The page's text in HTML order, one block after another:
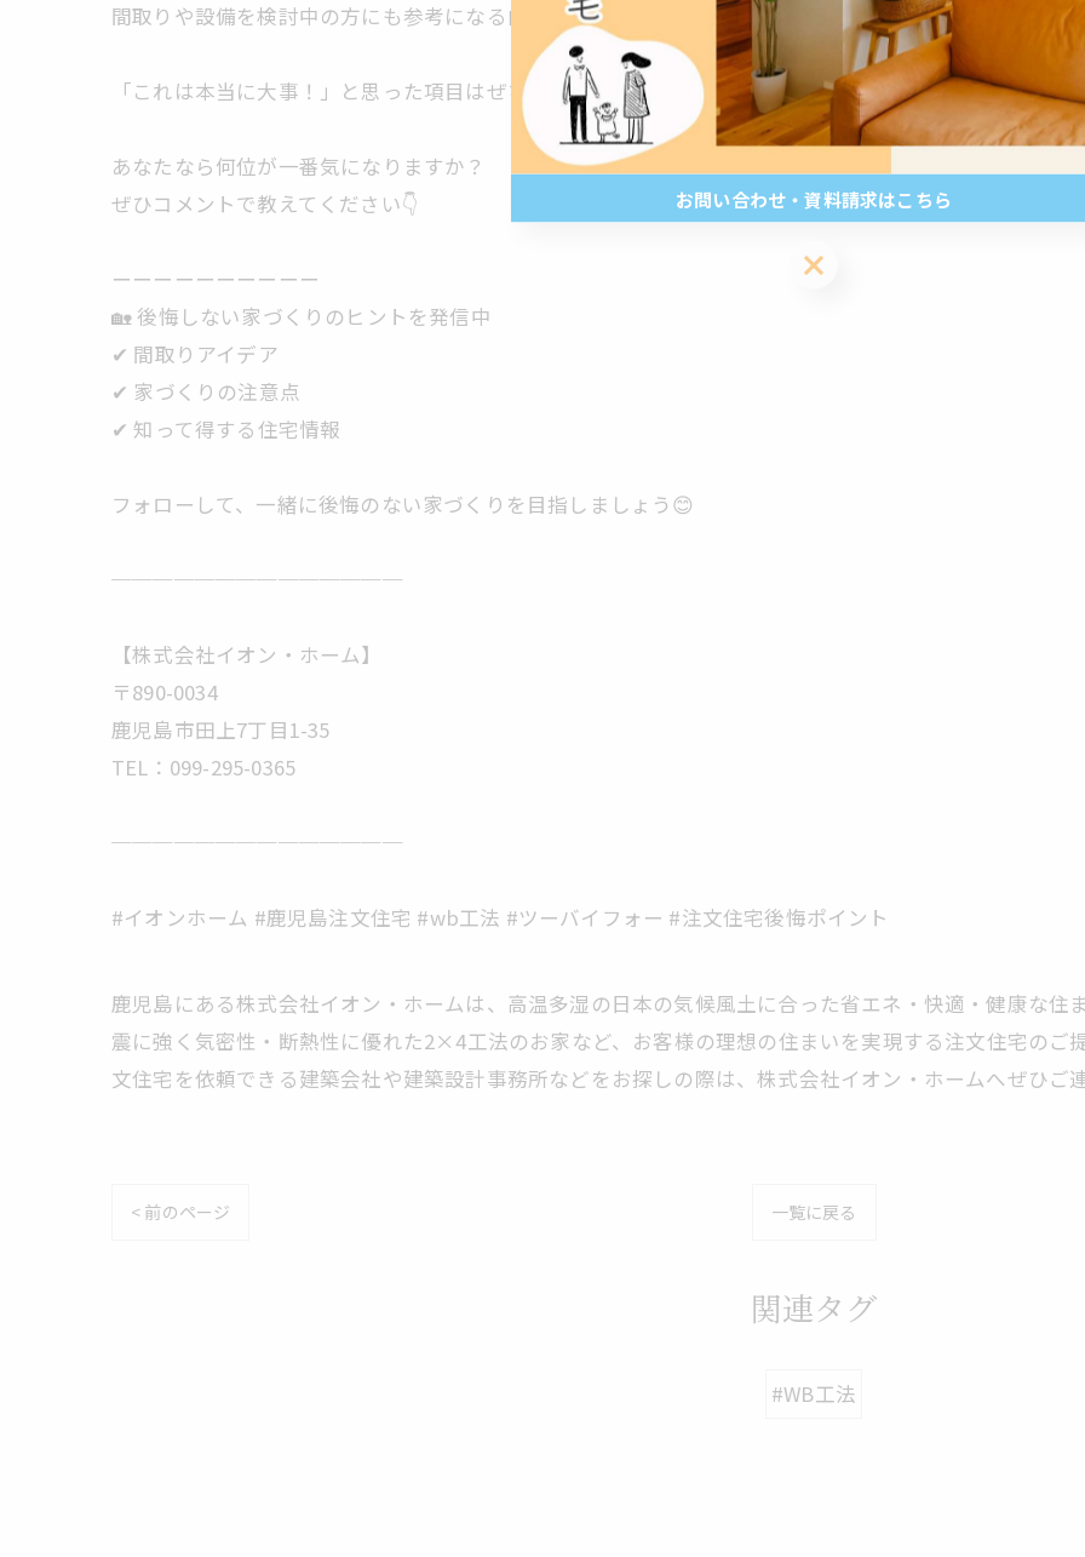
間取りや設備を検討中の方にも参考になる内容です😊
「これは本当に大事！」と思った項目はぜひ保存して、家づくりのチェックリストとして活用してくだ
あなたなら何位が一番気になりますか？
ぜひコメントで教えてください👇
ーーーーーーーーーー
🏡 後悔しない家づくりのヒントを発信中
✔︎ 間取りアイデア
✔︎ 家づくりの注意点
✔︎ 知って得する住宅情報
フォローして、一緒に後悔のない家づくりを目指しましょう😊
──────────────
【株式会社イオン・ホーム】
〒890-0034
鹿児島市田上7丁目1-35
TEL：099-295-0365
──────────────
#イオンホーム #鹿児島注文住宅 #wb工法 #ツーバイフォー #注文住宅後悔ポイント
鹿児島にある株式会社イオン・ホームは、高温多湿の日本の気候風土に合った省エネ・快適・健康な住
震に強く気密性・断熱性に優れた2×4工法のお家など、お客様の理想の住まいを実現する注文住宅のご
文住宅を依頼できる建築会社や建築設計事務所などをお探しの際は、株式会社イオン・ホームへぜひご
< 前のページ 一覧に戻る
関連タグ
#WB工法
お問い合わせ・資料請求はこちら
お問い合わせ・資料請求はこちら